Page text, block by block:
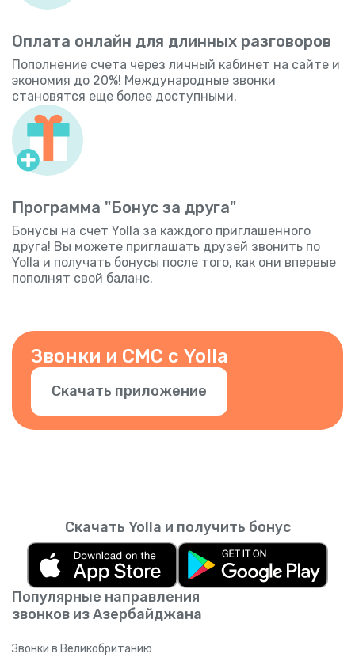
Оплата онлайн для длинных разговоров
Пополнение счета через личный кабинет на сайте и
экономия до 20%! Международные звонки
становятся еще более доступными.
Программа "Бонус за друга"
Бонусы на счет Yolla за каждого приглашенного
друга! Вы можете приглашать друзей звонить по
Yolla и получать бонусы после того, как они впервые
пополнят свой баланс.
Звонки и СМС с Yolla
Скачать приложение
Популярные направления
звонков из Азербайджана
Звонки в Великобританию
Скачать Yolla и получить бонус